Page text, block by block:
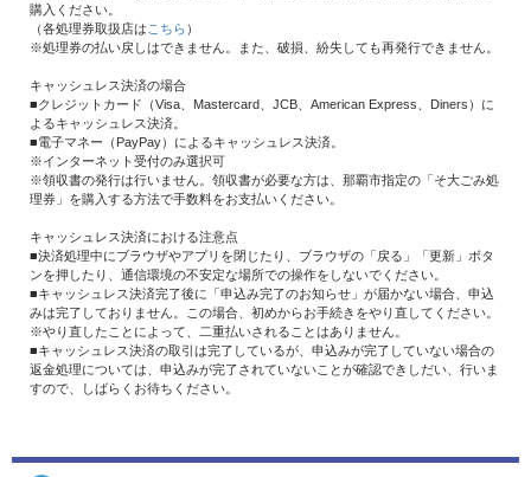
購入ください。
（各処理券取扱店は こちら ）
※処理券の払い戻しはできません。また、破損、紛失しても再発行できません。
キャッシュレス決済の場合
■クレジットカード（Visa、Mastercard、JCB、American Express、Diners）に
よるキャッシュレス決済。
■電子マネー（PayPay）によるキャッシュレス決済。
※インターネット受付のみ選択可
※領収書の発行は行いません。領収書が必要な方は、那覇市指定の「そ大ごみ処
理券」を購入する方法で手数料をお支払いください。
キャッシュレス決済における注意点
■決済処理中にブラウザやアプリを閉じたり、ブラウザの「戻る」「更新」ボタ
ンを押したり、通信環境の不安定な場所での操作をしないでください。
■キャッシュレス決済完了後に「申込み完了のお知らせ」が届かない場合、申込
みは完了しておりません。この場合、初めからお手続きをやり直してください。
※やり直したことによって、二重払いされることはありません。
■キャッシュレス決済の取引は完了しているが、申込みが完了していない場合の
返金処理については、申込みが完了されていないことが確認できしだい、行いま
すので、しばらくお待ちください。